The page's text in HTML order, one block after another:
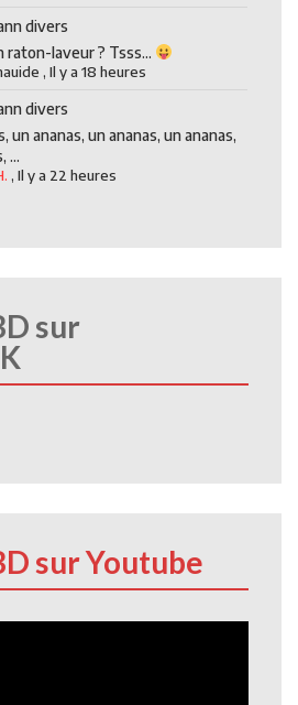
divers
raton-laveur ? Tsss...
,Il y a 18 heures
divers
un ananas, un ananas, un ananas,
...
,Il y a 22 heures
sur
sur Youtube